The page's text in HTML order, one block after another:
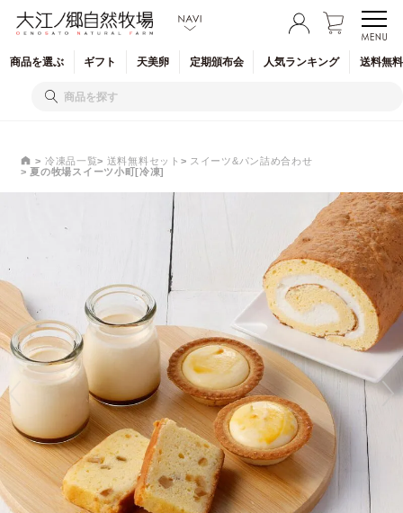
商品を選ぶ ギフト 天美卵 定期頒布会 人気ランキング 送料無
冷凍品一覧 送料無料セット
スイーツ&パン詰め合わせ
夏の牧場スイーツ小町[冷凍]